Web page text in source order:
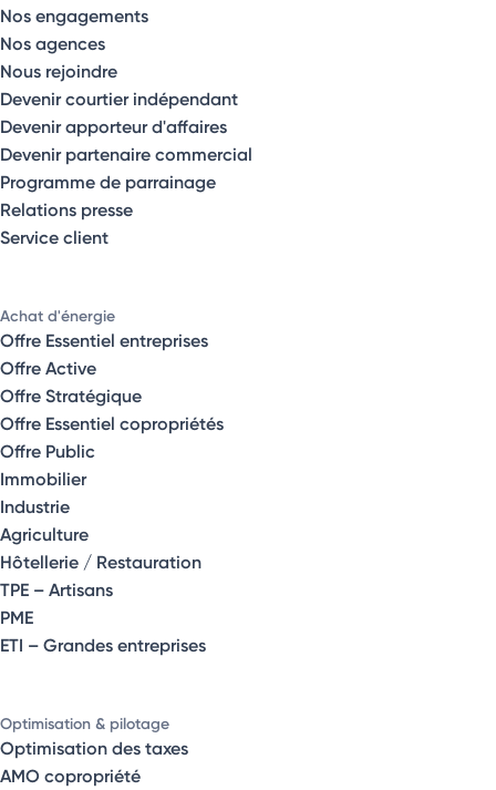
Nos engagements
Nos agences
Nous rejoindre
Devenir courtier indépendant
Devenir apporteur d'affaires
Devenir partenaire commercial
Programme de parrainage
Relations presse
Service client
Achat d'énergie
Offre Essentiel entreprises
Offre Active
Offre Stratégique
Offre Essentiel copropriétés
Offre Public
Immobilier
Industrie
Agriculture
Hôtellerie / Restauration
TPE – Artisans
PME
ETI – Grandes entreprises
Optimisation & pilotage
Optimisation des taxes
AMO copropriété